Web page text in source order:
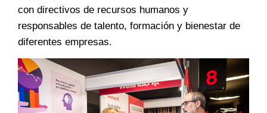
con directivos de recursos humanos y
responsables de talento, formación y bienestar de
diferentes empresas.